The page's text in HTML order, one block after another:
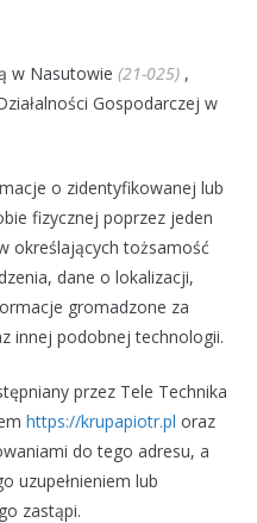
w Nasutowie (21-025) ,
Gospodarczej w
o zidentyfikowanej lub
fizycznej poprzez jeden
określających tożsamość
dane o lokalizacji,
gromadzone za
innej podobnej technologii.
przez Tele Technika
https://krupapiotr.pl oraz
do tego adresu, a
uzupełnieniem lub
zastąpi.